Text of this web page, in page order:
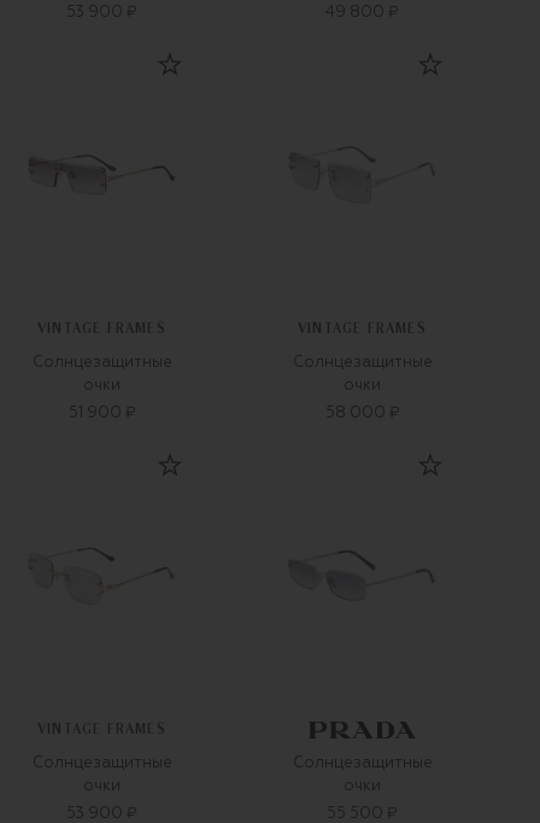
53 900 ₽
49 800 ₽
VINTAGE FRAMES
Солнцезащитные
очки
51 900 ₽
VINTAGE FRAMES
Солнцезащитные
очки
58 000 ₽
VINTAGE FRAMES
Солнцезащитные
очки
53 900 ₽
Солнцезащитные
очки
55 500 ₽